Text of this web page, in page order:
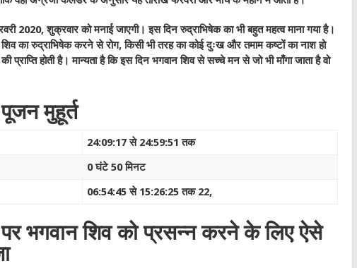
2020, शुक्रवार को मनाई जाएगी। इस दिन रुद्राभिषेक का भी बहुत महत्व माना गया है।
का रुद्राभिषेक करने से रोग, किसी भी तरह का कोई दुःख और तमाम कष्टों का नाश हो
प्राप्ति होती है। मान्यता है कि इस दिन भगवान शिव से सच्चे मन से जो भी माँगा जाता है वो
पूजन मुहूर्त
24:09:17 से 24:59:51 तक
0 घंटे 50 मिनट
06:54:45 से 15:26:25 तक 22,
पर भगवान शिव को प्रसन्न करने के लिए ऐसे